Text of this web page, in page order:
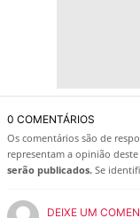
0 COMENTÁRIOS
Os comentários são de
representam a opinião deste
serão publicados. Se
DEIXE UM